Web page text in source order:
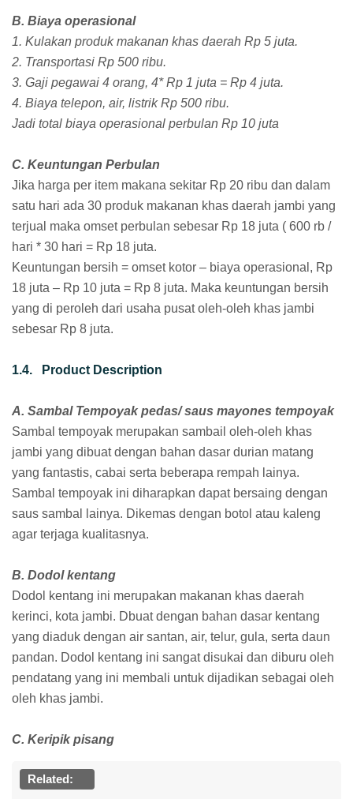
B. Biaya operasional
1. Kulakan produk makanan khas daerah Rp 5 juta.
2. Transportasi Rp 500 ribu.
3. Gaji pegawai 4 orang, 4* Rp 1 juta = Rp 4 juta.
4. Biaya telepon, air, listrik Rp 500 ribu.
Jadi total biaya operasional perbulan Rp 10 juta
C. Keuntungan Perbulan
Jika harga per item makana sekitar Rp 20 ribu dan dalam
satu hari ada 30 produk makanan khas daerah jambi yang
terjual maka omset perbulan sebesar Rp 18 juta ( 600 rb /
hari * 30 hari = Rp 18 juta.
Keuntungan bersih = omset kotor – biaya operasional, Rp
18 juta – Rp 10 juta = Rp 8 juta. Maka keuntungan bersih
yang di peroleh dari usaha pusat oleh-oleh khas jambi
sebesar Rp 8 juta.
1.4. Product Description
A. Sambal Tempoyak pedas/ saus mayones tempoyak
Sambal tempoyak merupakan sambail oleh-oleh khas
jambi yang dibuat dengan bahan dasar durian matang
yang fantastis, cabai serta beberapa rempah lainya.
Sambal tempoyak ini diharapkan dapat bersaing dengan
saus sambal lainya. Dikemas dengan botol atau kaleng
agar terjaga kualitasnya.
B. Dodol kentang
Dodol kentang ini merupakan makanan khas daerah
kerinci, kota jambi. Dbuat dengan bahan dasar kentang
yang diaduk dengan air santan, air, telur, gula, serta daun
pandan. Dodol kentang ini sangat disukai dan diburu oleh
pendatang yang ini membali untuk dijadikan sebagai oleh
oleh khas jambi.
C. Keripik pisang
Related: